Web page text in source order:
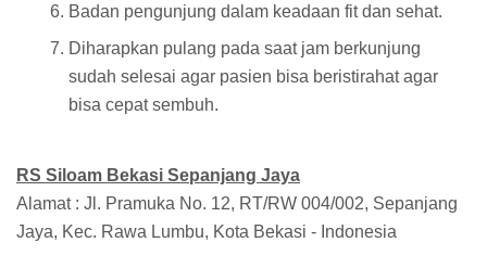
Badan pengunjung dalam keadaan fit dan sehat.
Diharapkan pulang pada saat jam berkunjung
sudah selesai agar pasien bisa beristirahat agar
bisa cepat sembuh.
RS Siloam Bekasi Sepanjang Jaya
Alamat : Jl. Pramuka No. 12, RT/RW 004/002, Sepanjang
Jaya, Kec. Rawa Lumbu, Kota Bekasi - Indonesia